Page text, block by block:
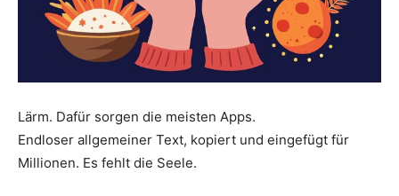
Lärm. Dafür sorgen die meisten Apps.
Endloser allgemeiner Text, kopiert und eingefügt für
Millionen. Es fehlt die Seele.